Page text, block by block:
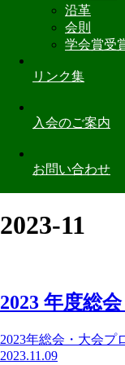
沿革
会則
学会賞受
リンク集
入会のご案内
お問い合わせ
2023-11
2023 年度総
2023年総会・大会プ
2023.11.09